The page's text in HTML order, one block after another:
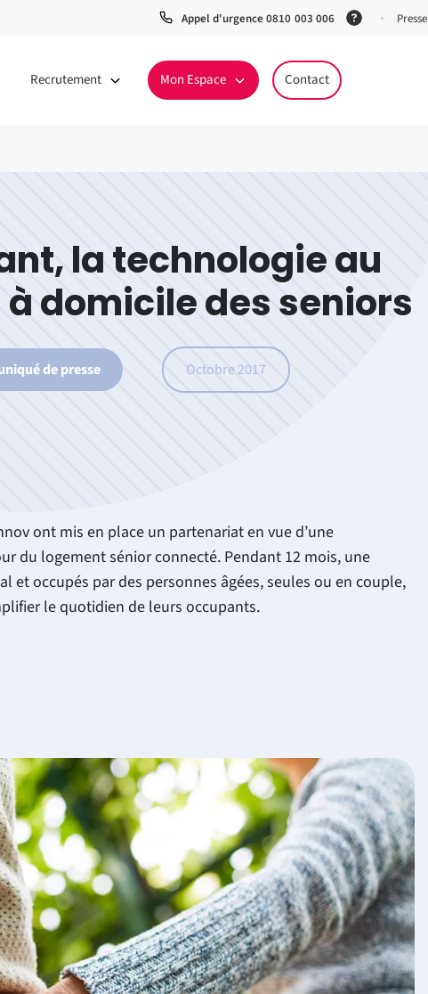
Appel d'urgence 0810 003 006
(ServicePresse
Recrutement Mon Espace Contact
la technologie au
domicile des seniors
de presse Octobre 2017
ont mis en place un partenariat en vue d’une
du logement sénior connecté. Pendant 12 mois, une
et occupés par des personnes âgées, seules ou en couple,
le quotidien de leurs occupants.